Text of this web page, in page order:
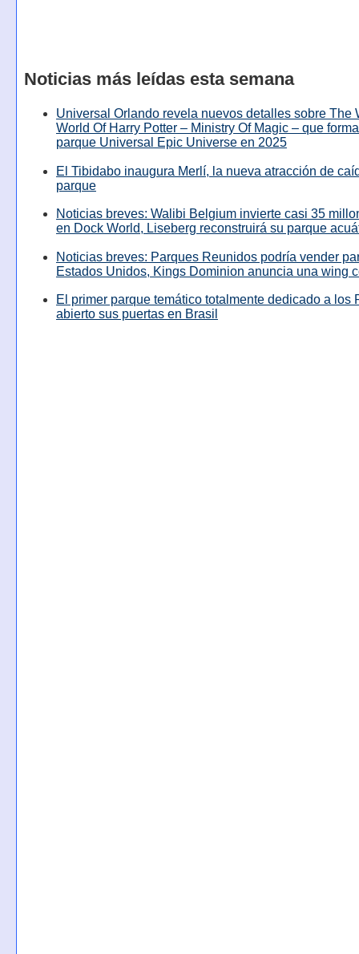
Noticias más leídas esta semana
Universal Orlando revela nuevos detalles sobre The
World Of Harry Potter – Ministry Of Magic – que
parque Universal Epic Universe en 2025
El Tibidabo inaugura Merlí, la nueva atracción de
parque
Noticias breves: Walibi Belgium invierte casi 35
en Dock World, Liseberg reconstruirá su parque
Noticias breves: Parques Reunidos podría vender
Estados Unidos, Kings Dominion anuncia una wing
El primer parque temático totalmente dedicado a los
abierto sus puertas en Brasil